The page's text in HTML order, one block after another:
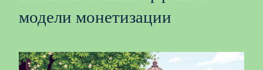
модели монетизации